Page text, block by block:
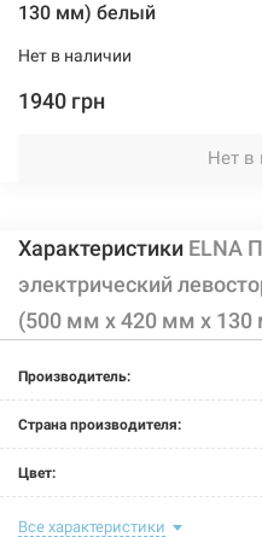
130 мм) белый
Нет в наличии
1940 грн
Нет в
Характеристики ELNA
электрический
(500 мм х 420 мм х
Производитель:
Страна производителя:
Цвет:
Ширина:
Все характеристики